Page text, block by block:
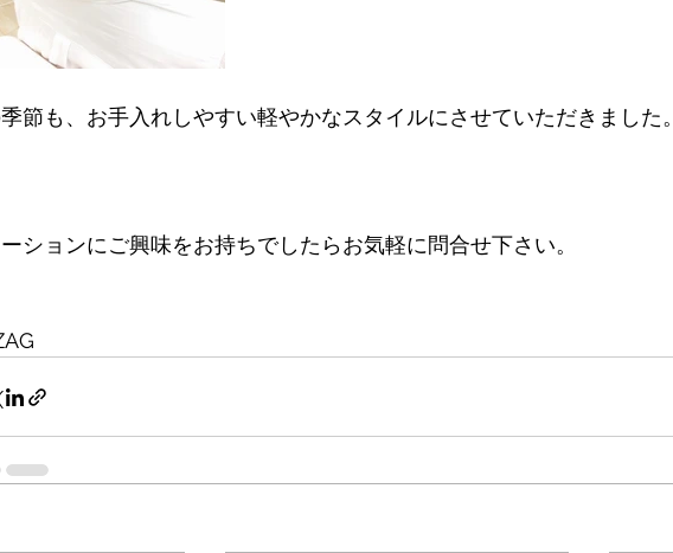
節も、お手入れしやすい軽やかなスタイルにさせていただきました。
ーションにご興味をお持ちでしたらお気軽に問合せ下さい。